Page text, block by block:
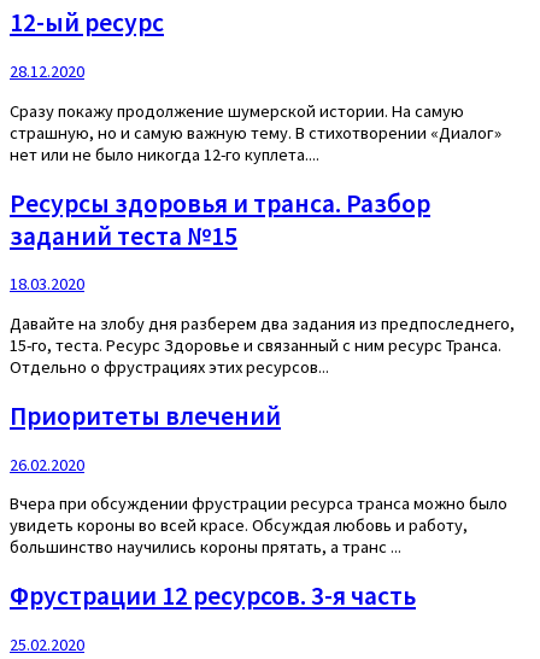
12-ый ресурс
28.12.2020
Сразу покажу продолжение шумерской истории. На самую
страшную, но и самую важную тему. В стихотворении «Диалог»
нет или не было никогда 12-го куплета....
Ресурсы здоровья и транса. Разбор
заданий теста №15
18.03.2020
Давайте на злобу дня разберем два задания из предпоследнего,
15-го, теста. Ресурс Здоровье и связанный с ним ресурс Транса.
Отдельно о фрустрациях этих ресурсов...
Приоритеты влечений
26.02.2020
Вчера при обсуждении фрустрации ресурса транса можно было
увидеть короны во всей красе. Обсуждая любовь и работу,
большинство научились короны прятать, а транс ...
Фрустрации 12 ресурсов. 3-я часть
25.02.2020